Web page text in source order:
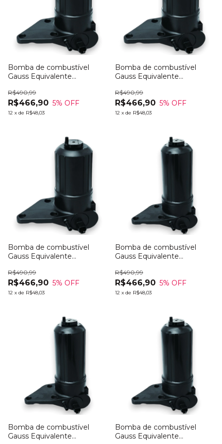
Bomba de combustível
Gauss Equivalente
R$466,90
R$490,99
5% OFF
12 x de R$48,03
Bomba de combustível
Gauss Equivalente
R$466,90
R$490,99
5% OFF
12 x de R$48,03
Bomba de combustível
Gauss Equivalente
R$466,90
R$490,99
5% OFF
12 x de R$48,03
Bomba de combustível
Gauss Equivalente
R$466,90
R$490,99
5% OFF
12 x de R$48,03
Bomba de combustível
Gauss Equivalente
Bomba de combustível
Gauss Equivalente